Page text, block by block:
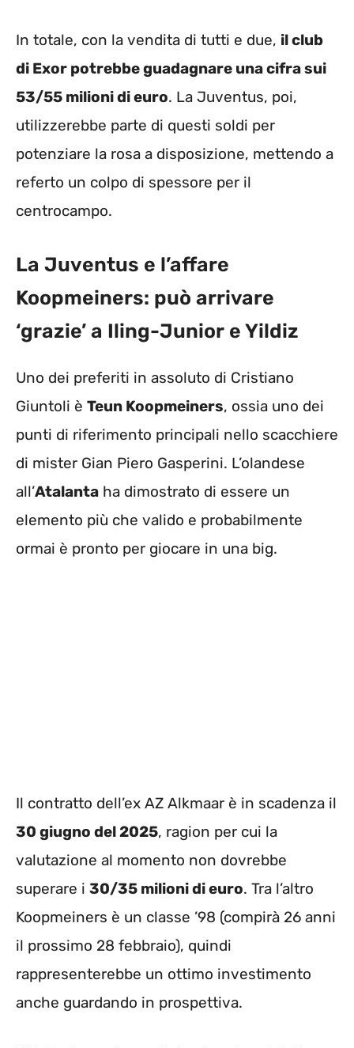
In totale, con la vendita di tutti e due, il club
di Exor potrebbe guadagnare una cifra sui
53/55 milioni di euro. La Juventus, poi,
utilizzerebbe parte di questi soldi per
potenziare la rosa a disposizione, mettendo a
referto un colpo di spessore per il
centrocampo.
La Juventus e l’affare
Koopmeiners: può arrivare
‘grazie’ a Iling-Junior e Yildiz
Uno dei preferiti in assoluto di Cristiano
Giuntoli è Teun Koopmeiners, ossia uno dei
punti di riferimento principali nello scacchiere
di mister Gian Piero Gasperini. L’olandese
all’Atalanta ha dimostrato di essere un
elemento più che valido e probabilmente
ormai è pronto per giocare in una big.
Il contratto dell’ex AZ Alkmaar è in scadenza il
30 giugno del 2025, ragion per cui la
valutazione al momento non dovrebbe
superare i 30/35 milioni di euro. Tra l’altro
Koopmeiners è un classe ’98 (compirà 26 anni
il prossimo 28 febbraio), quindi
rappresenterebbe un ottimo investimento
anche guardando in prospettiva.